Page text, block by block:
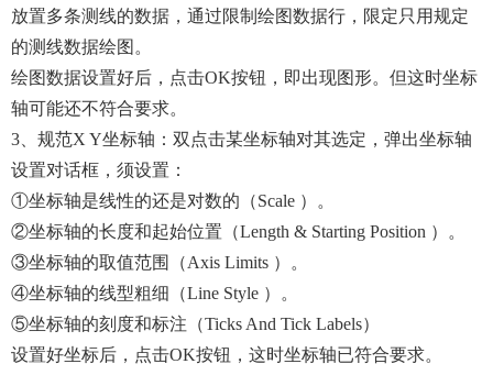
放置多条测线的数据，通过限制绘图数据行，限定只用规定
的测线数据绘图。
绘图数据设置好后，点击OK按钮，即出现图形。但这时坐标
轴可能还不符合要求。
3、规范X Y坐标轴：双点击某坐标轴对其选定，弹出坐标轴
设置对话框，须设置：
①坐标轴是线性的还是对数的（Scale ）。
②坐标轴的长度和起始位置（Length & Starting Position ）。
③坐标轴的取值范围（Axis Limits ）。
④坐标轴的线型粗细（Line Style ）。
⑤坐标轴的刻度和标注（Ticks And Tick Labels）
设置好坐标后，点击OK按钮，这时坐标轴已符合要求。